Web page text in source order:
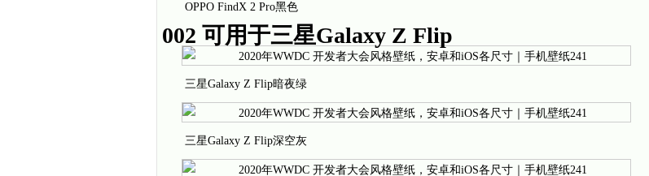
OPPO FindX 2 Pro黑色
002 可用于三星Galaxy Z Flip
三星Galaxy Z Flip暗夜绿
三星Galaxy Z Flip深空灰